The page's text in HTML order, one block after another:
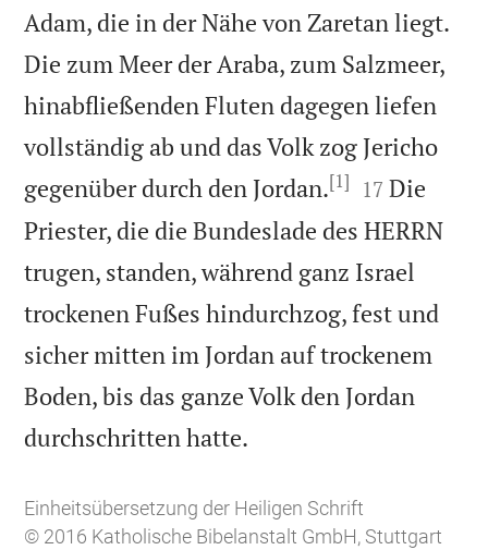
Adam, die in der Nähe von Zaretan liegt.
Die zum Meer der Araba, zum Salzmeer,
hinabfließenden Fluten dagegen liefen
vollständig ab und das Volk zog Jericho
gegenüber durch den Jordan.[1] 

17 Die
Priester, die die Bundeslade des HERRN
trugen, standen, während ganz Israel
trockenen Fußes hindurchzog, fest und
sicher mitten im Jordan auf trockenem
Boden, bis das ganze Volk den Jordan
durchschritten hatte.
Einheitsübersetzung der Heiligen Schrift
© 2016 Katholische Bibelanstalt GmbH, Stuttgart